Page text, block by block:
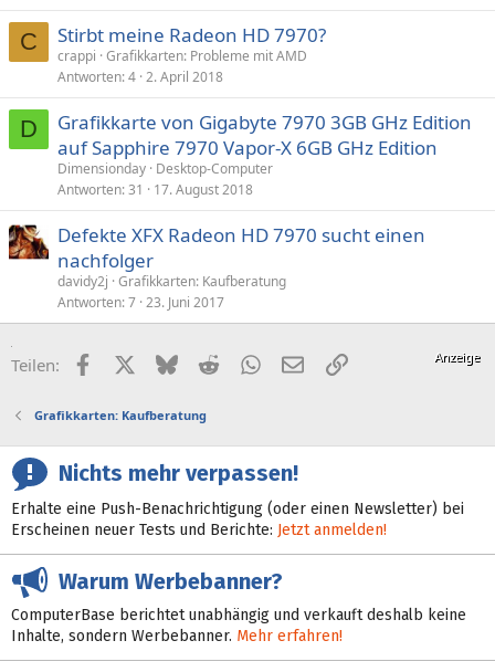
C Stirbt meine Radeon HD 7970?
crappi Grafikkarten: Probleme mit AMD
Antworten 4 2. April 2018
D
Grafikkarte von Gigabyte 7970 3GB GHz Edition
auf Sapphire 7970 Vapor-X 6GB GHz Edition
Dimensionday Desktop-Computer
Antworten 31 17. August 2018
Defekte XFX Radeon HD 7970 sucht einen
nachfolger
davidy2j Grafikkarten: Kaufberatung
Antworten 7 23. Juni 2017
Teilen: FacebookX (Twitter)
BlueskyRedditWhatsApp
E-MailLink
Grafikkarten: Kaufberatung
Nichts mehr verpassen!
Erhalte eine Push-Benachrichtigung (oder einen Newsletter) bei
Erscheinen neuer Tests und Berichte: Jetzt anmelden!
Warum Werbebanner?
ComputerBase berichtet unabhängig und verkauft deshalb keine
Inhalte, sondern Werbebanner. Mehr erfahren!